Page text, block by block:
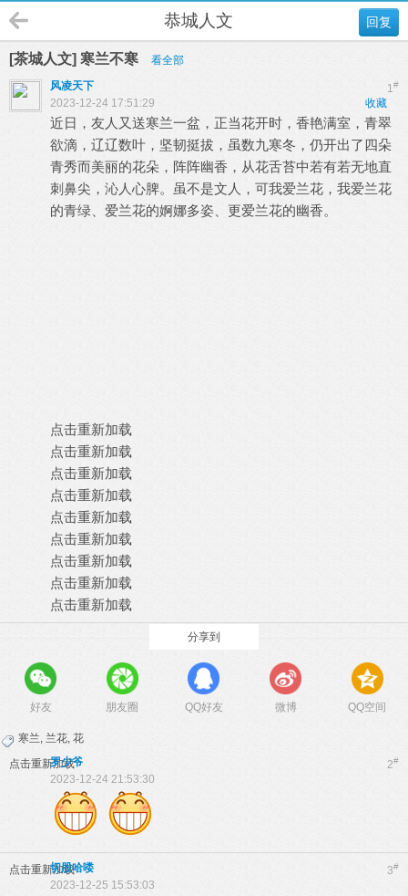
回复
恭城人文
[茶城人文] 寒兰不寒 看全部
1#
风凌天下
收藏
2023-12-24 17:51:29
近日，友人又送寒兰一盆，正当花开时，香艳满室，青翠
欲滴，辽辽数叶，坚韧挺拔，虽数九寒冬，仍开出了四朵
青秀而美丽的花朵，阵阵幽香，从花舌苔中若有若无地直
刺鼻尖，沁人心脾。虽不是文人，可我爱兰花，我爱兰花
的青绿、爱兰花的婀娜多姿、更爱兰花的幽香。
点击重新加载
点击重新加载
点击重新加载
点击重新加载
点击重新加载
点击重新加载
点击重新加载
点击重新加载
点击重新加载
分享到
好友 朋友圈 QQ好友 微博 QQ空间
寒兰, 兰花, 花
点击重新加载
2#
罗少爷
2023-12-24 21:53:30
点击重新加载 3#
切股哈喽
2023-12-25 15:53:03